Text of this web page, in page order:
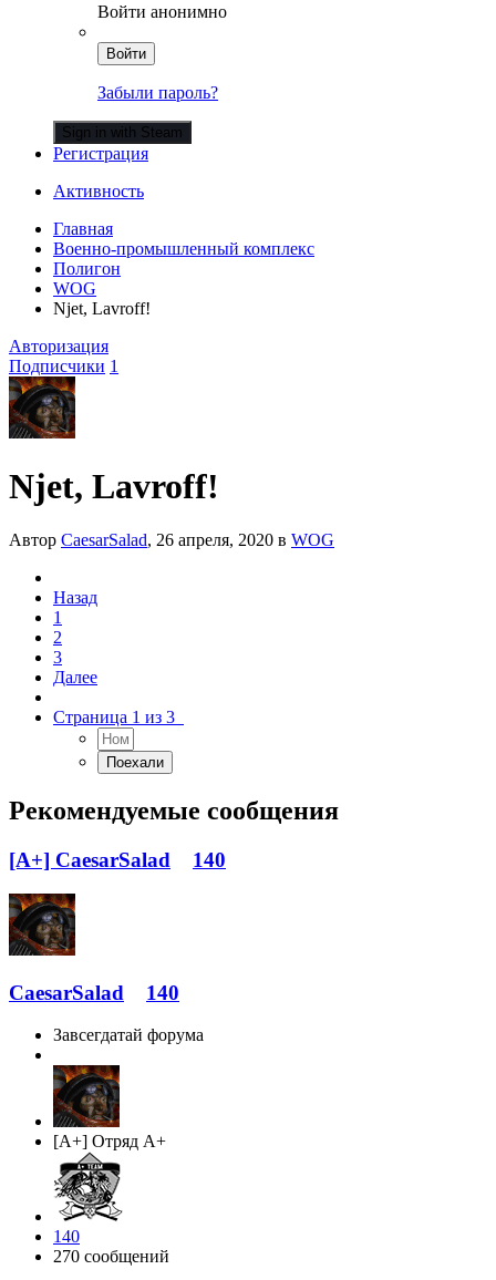
Войти анонимно
Войти
Забыли пароль?
Sign in with Steam
Регистрация
Активность
Главная
Военно-промышленный комплекс
Полигон
WOG
Njet, Lavroff!
Авторизация
Подписчики 1
Njet, Lavroff!
Автор CaesarSalad, 26 апреля, 2020 в WOG
Назад
1
2
3
Далее
Страница 1 из 3
Рекомендуемые сообщения
[A+] CaesarSalad 140
CaesarSalad 140
Завсегдатай форума
[A+] Отряд A+
140
270 сообщений